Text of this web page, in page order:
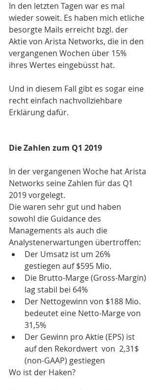
In den letzten Tagen war es mal
wieder soweit. Es haben mich etliche
besorgte Mails erreicht bzgl. der
Aktie von Arista Networks, die in den
vergangenen Wochen über 15%
ihres Wertes eingebüsst hat.
Und in diesem Fall gibt es sogar eine
recht einfach nachvollziehbare
Erklärung dafür.
Die Zahlen zum Q1 2019
In der vergangenen Woche hat Arista
Networks seine Zahlen für das Q1
2019 vorgelegt.
Die waren sehr gut und haben
sowohl die Guidance des
Managements als auch die
Analystenerwartungen übertroffen:
Der Umsatz ist um 26%
gestiegen auf $595 Mio.
Die Brutto-Marge (Gross-Margin)
lag stabil bei 64%
Der Nettogewinn von $188 Mio.
bedeutet eine Netto-Marge von
31,5%
Der Gewinn pro Aktie (EPS) ist
auf den Rekordwert  von  2,31$
(non-GAAP) gestiegen
Wo ist der Haken?